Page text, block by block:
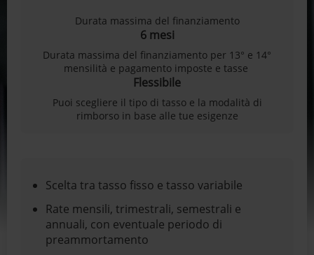
Durata massima del finanziamento
6 mesi
Durata massima del finanziamento per 13° e 14°
mensilità e pagamento imposte e tasse
Flessibile
Puoi scegliere il tipo di tasso e la modalità di
rimborso in base alle tue esigenze
Scelta tra tasso fisso e tasso variabile
Rate mensili, trimestrali, semestrali e
annuali, con eventuale periodo di
preammortamento